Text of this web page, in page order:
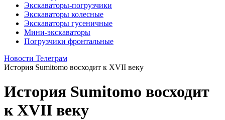
Экскаваторы-погрузчики
Экскаваторы колесные
Экскаваторы гусеничные
Мини-экскаваторы
Погрузчики фронтальные
Новости Телеграм
История Sumitomo восходит к XVII веку
История Sumitomo восходит
к XVII веку